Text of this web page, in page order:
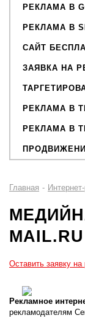
РЕКЛАМА В
РЕКЛАМА В
САЙТ
ЗАЯВКА НА
РЕКЛАМА В
РЕКЛАМА В
Главная -
MAIL.RU
Оставить заявку
Рекламное
рекламодателям